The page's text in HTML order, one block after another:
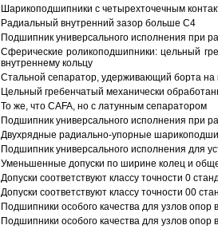
Шарикоподшипники с четырехточечным
Pадиальный внутренний зазор больше C4
Подшипник универсального исполнения при
Сферические роликоподшипники: цельный
внутреннему кольцу
Стальной сепаратор, удерживающий борта на
Цельный гребенчатый механически
То же, что CAFA, но с латунным сепаратором
Подшипник универсального исполнения при
Двухрядные радиально-упорные
Подшипник универсального исполнения для
Уменьшенные допуски по ширине колец и
Допуски соответствуют классу точности 0
Допуски соответствуют классу точности 00
Подшипники особого качества для узлов
Подшипники особого качества для узлов опор